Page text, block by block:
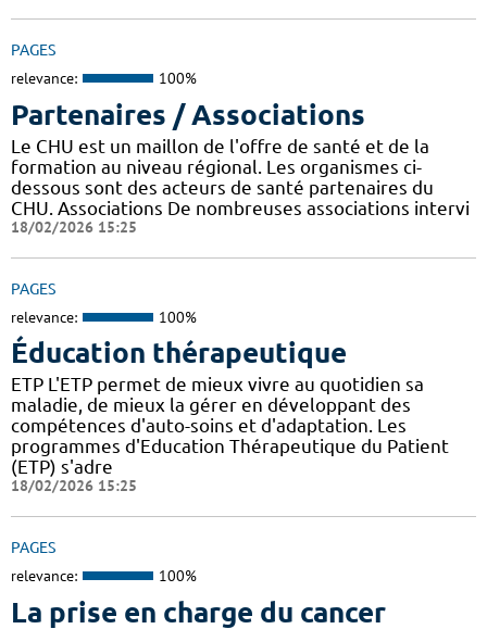
PAGES
relevance: 100%
Partenaires / Associations
Le CHU est un maillon de l'offre de santé et de la
formation au niveau régional. Les organismes ci-
dessous sont des acteurs de santé partenaires du
CHU. Associations De nombreuses associations intervi
18/02/2026 15:25
PAGES
relevance: 100%
Éducation thérapeutique
ETP L'ETP permet de mieux vivre au quotidien sa
maladie, de mieux la gérer en développant des
compétences d'auto-soins et d'adaptation. Les
programmes d'Education Thérapeutique du Patient
(ETP) s'adre
18/02/2026 15:25
PAGES
relevance: 100%
La prise en charge du cancer